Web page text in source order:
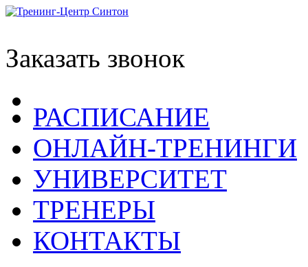
Заказать звонок
РАСПИСАНИЕ
ОНЛАЙН-ТРЕНИНГИ
УНИВЕРСИТЕТ
ТРЕНЕРЫ
КОНТАКТЫ